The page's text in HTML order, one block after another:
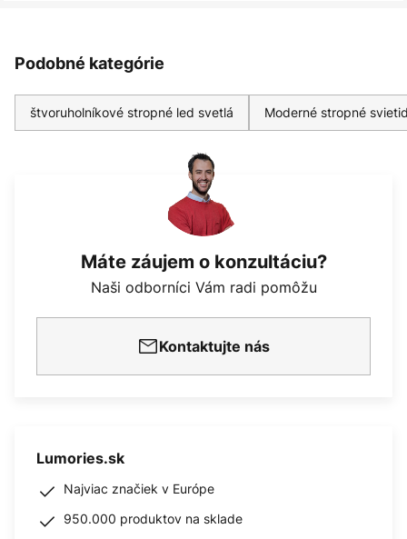
Podobné kategórie
štvoruholníkové stropné led svetlá Moderné stropné
Máte záujem o konzultáciu?
Naši odborníci Vám radi pomôžu
Kontaktujte nás
Lumories.sk
Najviac značiek v Európe
950.000 produktov na sklade